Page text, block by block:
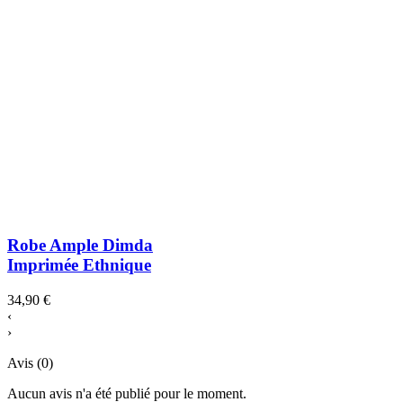
Robe Ample Dimda
Imprimée Ethnique
34,90 €
‹
›
Avis (0)
Aucun avis n'a été publié pour le moment.